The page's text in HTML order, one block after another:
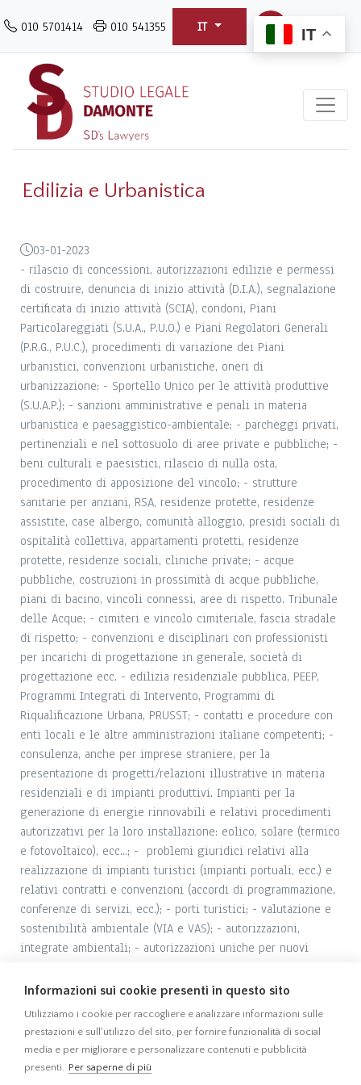
al
contenuto
principale
010 5701414 010 541355 IT IT
Edilizia e Urbanistica
03-01-2023
- rilascio di concessioni, autorizzazioni edilizie e permessi
di costruire, denuncia di inizio attività (D.I.A.), segnalazione
certificata di inizio attività (SCIA), condoni, Piani
Particolareggiati (S.U.A., P.U.O.) e Piani Regolatori Generali
(P.R.G., P.U.C.), procedimenti di variazione dei Piani
urbanistici, convenzioni urbanistiche, oneri di
urbanizzazione; - Sportello Unico per le attività produttive
(S.U.A.P.); - sanzioni amministrative e penali in materia
urbanistica e paesaggistico-ambientale; - parcheggi privati,
pertinenziali e nel sottosuolo di aree private e pubbliche; -
beni culturali e paesistici, rilascio di nulla osta,
procedimento di apposizione del vincolo; - strutture
sanitarie per anziani, RSA, residenze protette, residenze
assistite, case albergo, comunità alloggio, presidi sociali di
ospitalità collettiva, appartamenti protetti, residenze
protette, residenze sociali, cliniche private; - acque
pubbliche, costruzioni in prossimità di acque pubbliche,
piani di bacino, vincoli connessi, aree di rispetto. Tribunale
delle Acque; - cimiteri e vincolo cimiteriale, fascia stradale
di rispetto; - convenzioni e disciplinari con professionisti
per incarichi di progettazione in generale, società di
progettazione ecc. - edilizia residenziale pubblica, PEEP,
Programmi Integrati di Intervento, Programmi di
Riqualificazione Urbana, PRUSST; - contatti e procedure con
enti locali e le altre amministrazioni italiane competenti; -
consulenza, anche per imprese straniere, per la
presentazione di progetti/relazioni illustrative in materia
residenziali e di impianti produttivi. Impianti per la
generazione di energie rinnovabili e relativi procedimenti
autorizzativi per la loro installazione: eolico, solare (termico
e fotovoltaico), ecc...; - problemi giuridici relativi alla
realizzazione di impianti turistici (impianti portuali, ecc.) e
relativi contratti e convenzioni (accordi di programmazione,
conferenze di servizi, ecc.); - porti turistici; - valutazione e
sostenibilità ambientale (VIA e VAS); - autorizzazioni,
integrate ambientali; - autorizzazioni uniche per nuovi
Valutazione Ambientale Strategica (VAS); - procedura di
Valutazione di Impatto Ambientale (VIA).
010 5701414 010 541355
Informazioni sui cookie presenti in questo sito
Utilizziamo i cookie per raccogliere e analizzare informazioni sulle
prestazioni e sull'utilizzo del sito, per fornire funzionalità di social
media e per migliorare e personalizzare contenuti e pubblicità
presenti. Per saperne di più